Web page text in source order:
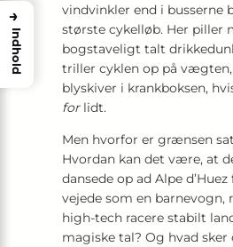
vindvinkler end i busserne
største cykelløb. Her piller
bogstaveligt talt
triller cyklen op på
blyskiver i krankboksen,
forlidt.
Men hvorfor er grænsen
Hvordan kan det være, at
dansede op ad Alpe
vejede som en barnevogn,
high-tech racere stabilt
magiske tal? Og hvad sker
→
Indhold